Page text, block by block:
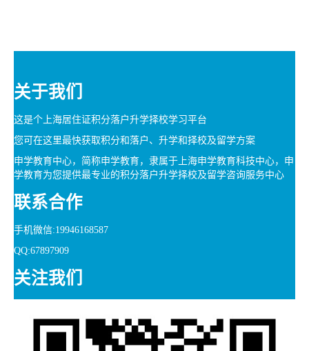
关于我们
这是个上海居住证积分落户升学择校学习平台
您可在这里最快获取积分和落户、升学和择校及留学方案
申学教育中心，简称申学教育，隶属于上海申学教育科技中心，申
学教育为您提供最专业的积分落户升学择校及留学咨询服务中心
联系合作
手机微信:19946168587
QQ:67897909
关注我们